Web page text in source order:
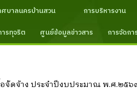
ศบาลนครบ้านสวน การบริหารงาน
รทุจริต
ศูนย์ข้อมูลข่าวสาร การจัดกา
จัดจ้าง ประจำปีงบประมาณ พ.ศ.๒๕๖